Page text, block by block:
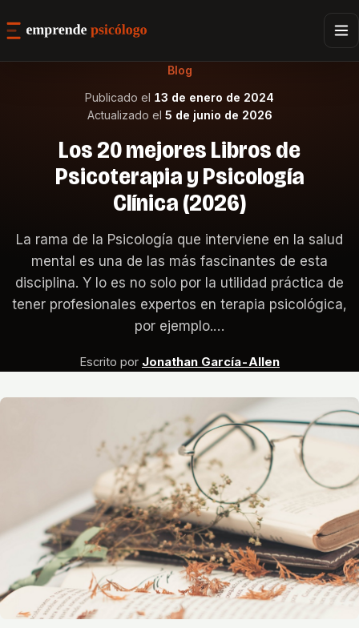
Blog
Publicado el 13 de enero de 2024
Actualizado el 5 de junio de 2026
Los 20 mejores Libros de
Psicoterapia y Psicología
Clínica (2026)
La rama de la Psicología que interviene en la salud
mental es una de las más fascinantes de esta
disciplina. Y lo es no solo por la utilidad práctica de
tener profesionales expertos en terapia psicológica,
por ejemplo.…
Escrito por Jonathan García-Allen